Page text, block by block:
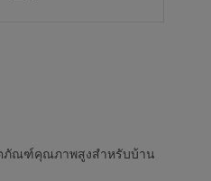
ภัณฑ์คุณภาพสูงสำหรับบ้าน